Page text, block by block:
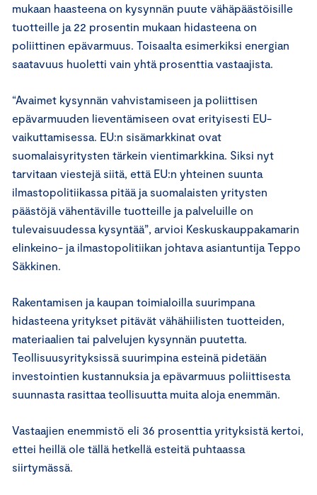
mukaan haasteena on kysynnän puute vähäpäästöisille
tuotteille ja 22 prosentin mukaan hidasteena on
poliittinen epävarmuus. Toisaalta esimerkiksi energian
saatavuus huoletti vain yhtä prosenttia vastaajista.
“Avaimet kysynnän vahvistamiseen ja poliittisen
epävarmuuden lieventämiseen ovat erityisesti EU-
vaikuttamisessa. EU:n sisämarkkinat ovat
suomalaisyritysten tärkein vientimarkkina. Siksi nyt
tarvitaan viestejä siitä, että EU:n yhteinen suunta
ilmastopolitiikassa pitää ja suomalaisten yritysten
päästöjä vähentäville tuotteille ja palveluille on
tulevaisuudessa kysyntää”, arvioi Keskuskauppakamarin
elinkeino- ja ilmastopolitiikan johtava asiantuntija Teppo
Säkkinen.
Rakentamisen ja kaupan toimialoilla suurimpana
hidasteena yritykset pitävät vähähiilisten tuotteiden,
materiaalien tai palvelujen kysynnän puutetta.
Teollisuusyrityksissä suurimpina esteinä pidetään
investointien kustannuksia ja epävarmuus poliittisesta
suunnasta rasittaa teollisuutta muita aloja enemmän.
Vastaajien enemmistö eli 36 prosenttia yrityksistä kertoi,
ettei heillä ole tällä hetkellä esteitä puhtaassa
siirtymässä.